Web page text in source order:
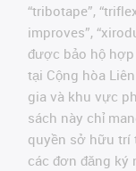
“tribotape”,
improves”,
được bảo hộ hợp
tại Cộng hòa
gia và khu vực
sách này chỉ
quyền sở hữu trí
các đơn đăng ký